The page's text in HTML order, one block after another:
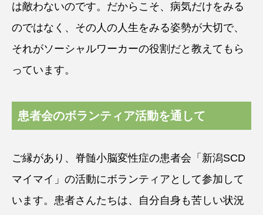
は敵わないのです。だからこそ、病気だけをみる
のではなく、その人の人生をみる姿勢が大切で、
それがソーシャルワーカーの役割だと教えてもら
っています。
患者会のボランティア活動を通して
ご縁があり、脊髄小脳変性症の患者会「新潟SCD
マイマイ」の活動にボランティアとして参加して
います。患者さんたちは、自分自身も苦しい状況